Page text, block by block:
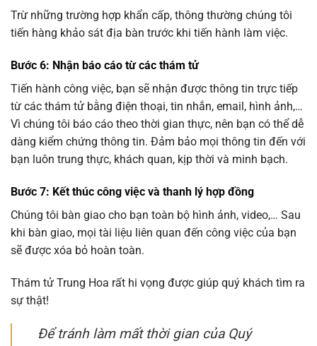
Trừ những trường hợp khẩn cấp, thông thường chúng tôi
tiến hàng khảo sát địa bàn trước khi tiến hành làm việc.
Bước 6: Nhận báo cáo từ các thám tử
Tiến hành công việc, bạn sẽ nhận được thông tin trực tiếp
từ các thám tử bằng điện thoại, tin nhắn, email, hình ảnh,…
Vì chúng tôi báo cáo theo thời gian thực, nên bạn có thể dễ
dàng kiểm chứng thông tin. Đảm bảo mọi thông tin đến với
bạn luôn trung thực, khách quan, kịp thời và minh bạch.
Bước 7: Kết thúc công việc và thanh lý hợp đồng
Chúng tôi bàn giao cho bạn toàn bộ hình ảnh, video,… Sau
khi bàn giao, mọi tài liệu liên quan đến công việc của bạn
sẽ được xóa bỏ hoàn toàn.
Thám tử Trung Hoa rất hi vọng được giúp quý khách tìm ra
sự thật!
Để tránh làm mất thời gian của Quý